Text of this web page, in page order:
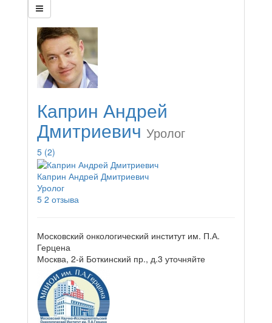
Каприн Андрей
Дмитриевич Уролог
5 (2)
Каприн Андрей Дмитриевич
Уролог
5 2 отзыва
Московский онкологический институт им. П.А.
Герцена
Москва, 2-й Боткинский пр., д.3 уточняйте